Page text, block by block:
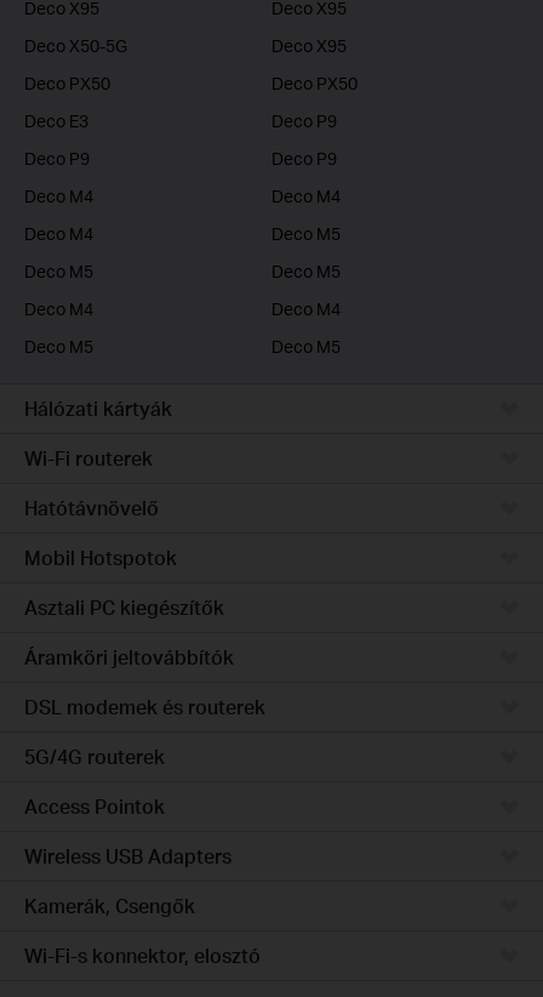
Deco X95
Deco X95
Deco X50-5G
Deco X95
Deco PX50
Deco PX50
Deco E3
Deco P9
Deco P9
Deco P9
Deco M4
Deco M4
Deco M4
Deco M5
Deco M5
Deco M5
Deco M4
Deco M4
Deco M5
Deco M5
Hálózati kártyák
Wi-Fi routerek
Hatótávnövelő
Mobil Hotspotok
Asztali PC kiegészítők
Áramköri jeltovábbítók
DSL modemek és routerek
5G/4G routerek
Access Pointok
Wireless USB Adapters
Kamerák, Csengők
Wi-Fi-s konnektor, elosztó